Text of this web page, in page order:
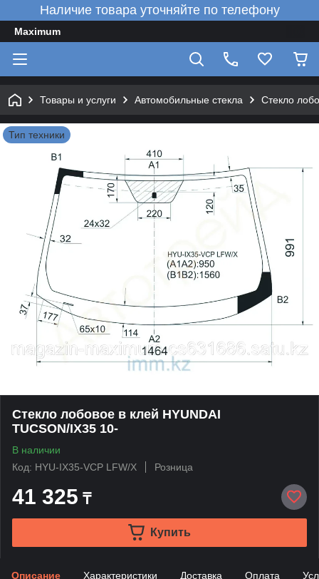
Наличие товара уточняйте по телефону
Maximum
Товары и услуги Автомобильные стекла Стекло
Тип техники
Стекло лобовое в клей HYUNDAI
TUCSON/IX35 10-
В наличии
Код: HYU-IX35-VCP LFW/X
Розница
41 325 ₸
Купить
Описание Характеристики Доставка Оплата